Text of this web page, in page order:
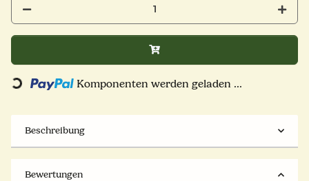
Loading... Komponenten werden geladen ...
Beschreibung
Bewertungen